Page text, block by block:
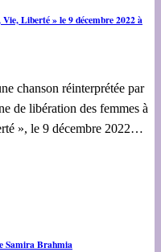
Liberté » le 9 décembre 2022 à
chanson réinterprétée par
de libération des femmes à
», le 9 décembre 2022…
Samira Brahmia